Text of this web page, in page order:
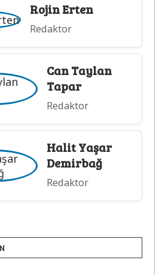
Rojin Erten
Redaktor
Can Taylan
Tapar
Redaktor
Halit Yaşar
Demirbağ
Redaktor